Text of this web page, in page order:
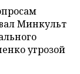
Минкульт
угрозой